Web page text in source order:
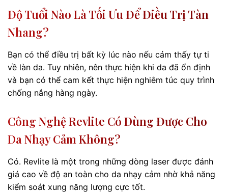
Độ Tuổi Nào Là Tối Ưu Để Điều Trị Tàn
Nhang?
Bạn có thể điều trị bất kỳ lúc nào nếu cảm thấy tự ti
về làn da. Tuy nhiên, nên thực hiện khi da đã ổn định
và bạn có thể cam kết thực hiện nghiêm túc quy trình
chống nắng hàng ngày.
Công Nghệ Revlite Có Dùng Được Cho
Da Nhạy Cảm Không?
Có. Revlite là một trong những dòng laser được đánh
giá cao về độ an toàn cho da nhạy cảm nhờ khả năng
kiểm soát xung năng lượng cực tốt.